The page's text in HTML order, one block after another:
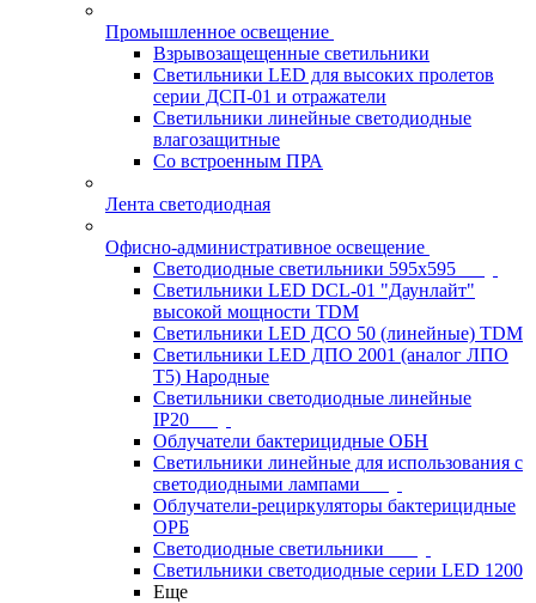
Промышленное освещение
Взрывозащещенные светильники
Светильники LED для высоких пролетов
серии ДСП-01 и отражатели
Светильники линейные светодиодные
влагозащитные
Со встроенным ПРА
Лента светодиодная
Офисно-административное освещение
Светодиодные светильники 595x595
Светильники LED DCL-01 "Даунлайт"
высокой мощности TDM
Светильники LED ДСО 50 (линейные) TDM
Светильники LED ДПО 2001 (аналог ЛПО
Т5) Народные
Светильники светодиодные линейные
IP20
Облучатели бактерицидные ОБН
Светильники линейные для использования с
светодиодными лампами
Облучатели-рециркуляторы бактерицидные
ОРБ
Светодиодные светильники
Светильники светодиодные серии LED 1200
Еще